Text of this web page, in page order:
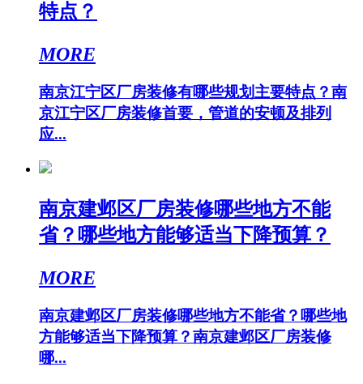
特点？
MORE
南京江宁区厂房装修有哪些规划主要特点？南
京江宁区厂房装修首要，管道的安顿及排列
应...
南京建邺区厂房装修哪些地方不能
省？哪些地方能够适当下降预算？
MORE
南京建邺区厂房装修哪些地方不能省？哪些地
方能够适当下降预算？南京建邺区厂房装修
哪...